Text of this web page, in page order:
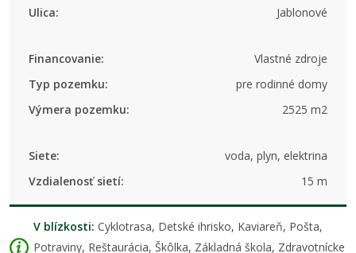
Ulica:
Jablonové
Financovanie:
Vlastné zdroje
Typ pozemku:
pre rodinné domy
Výmera pozemku:
2525 m2
Siete:
voda, plyn, elektrina
Vzdialenosť sietí:
15 m
V blízkosti: Cyklotrasa, Detské ihrisko, Kaviareň, Pošta,
Potraviny, Reštaurácia, Škôlka, Základná škola, Zdravotnícke